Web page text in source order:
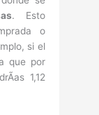
. Esto
o
si el
que por
1,12